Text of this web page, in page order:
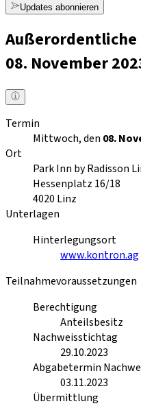
Updates abonnieren
Außerordentliche
08. November
Termin
Mittwoch, den 08.
Ort
Park Inn by Radisson
Hessenplatz 16/18
4020 Linz
Unterlagen
Hinterlegungsort
www.kontron.ag
Teilnahmevoraussetzungen
Berechtigung
Anteilsbesitz
Nachweisstichtag
29.10.2023
Abgabetermin
03.11.2023
Übermittlung